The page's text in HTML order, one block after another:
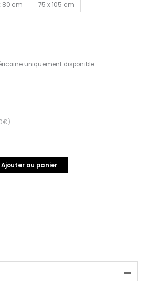
80 cm 75 x 105 cm
uniquement disponible
Ajouter au panier